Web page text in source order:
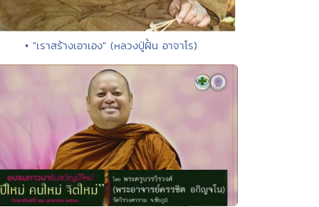
• "เราสร้างเอาเอง" (หลวงปู่ฝั้น อาจาโร)